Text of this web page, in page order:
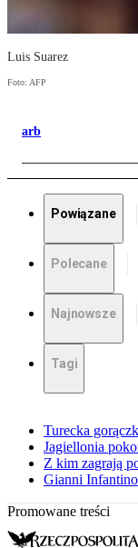
Luis Suarez
Foto: AFP
arb
Powiązane
Polecane
Najnowsze
Tagi
Turecka
Jagiellonia
Z kim zagrają
Gianni Infantino
Promowane treści